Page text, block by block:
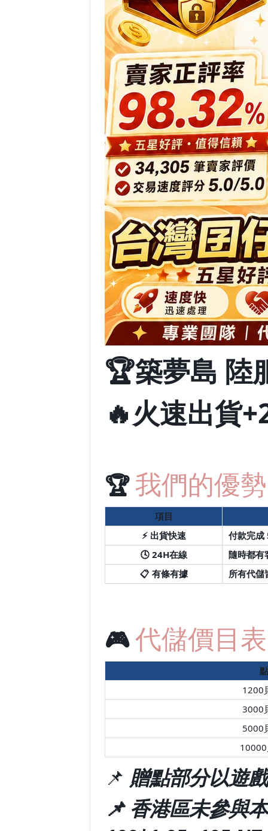
🏆築夢島 陸
🔥火速出貨
🏆我們的優勢
項目
⚡ 出貨快速 付款完成
🕓24H在線
隨時都有
📋 有條有據 所有代儲
🎮代儲價目表
1200
3000
5000
📌 贈點部分以遊
📌 香港區未參與